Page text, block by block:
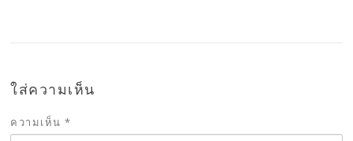
ใส่ความเห็น
ความเห็น*